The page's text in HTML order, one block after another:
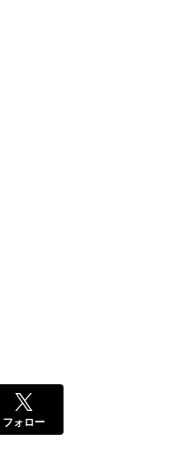
フォロー